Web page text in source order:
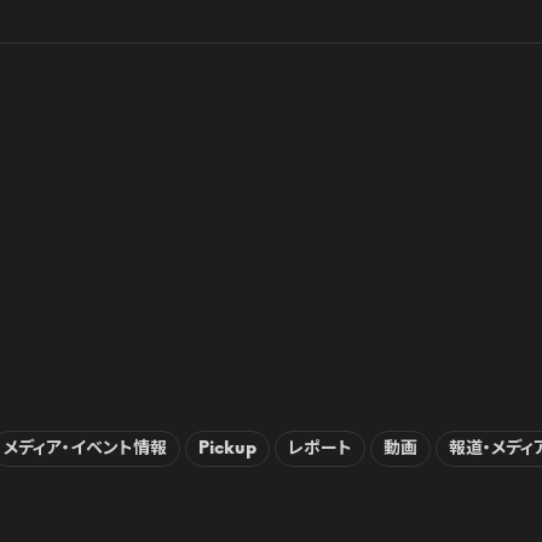
メディア・イベント情報 Pickup レポート 動画 報道・メディ